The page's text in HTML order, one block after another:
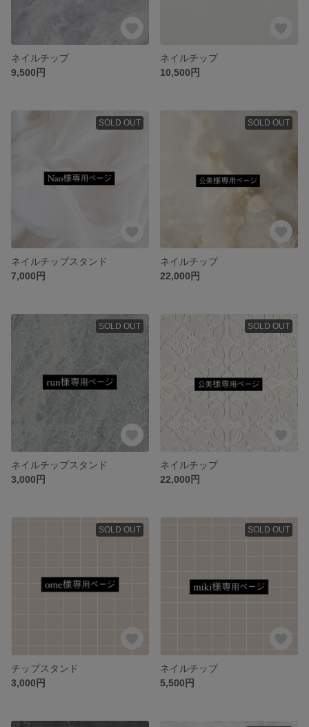
ネイルチップ
9,500円
ネイルチップ
10,500円
SOLD OUT
ネイルチップスタンド
7,000円
SOLD OUT
ネイルチップ
22,000円
SOLD OUT
ネイルチップスタンド
3,000円
SOLD OUT
ネイルチップ
22,000円
SOLD OUT
チップスタンド
3,000円
SOLD OUT
ネイルチップ
5,500円